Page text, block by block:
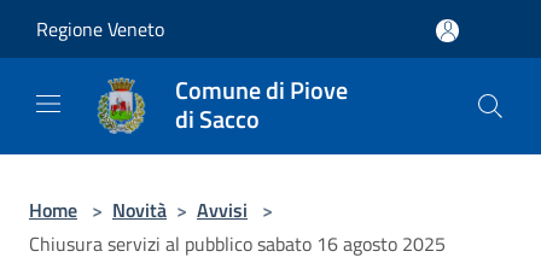
Regione Veneto
Comune di Piove
di Sacco
Home > Novità > Avvisi >
Chiusura servizi al pubblico sabato 16 agosto 2025